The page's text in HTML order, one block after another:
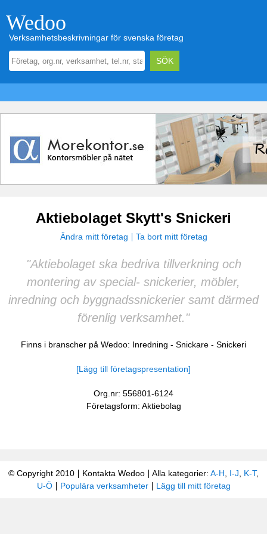
Wedoo
Verksamhetsbeskrivningar för svenska företag
Aktiebolaget Skytt's Snickeri
Ändra mitt företag Ta bort mitt företag
"Aktiebolaget ska bedriva tillverkning och
montering av special- snickerier, möbler,
inredning och byggnadssnickerier samt därmed
förenlig verksamhet."
Finns i branscher på Wedoo: Inredning - Snickare - Snickeri
[Lägg till företagspresentation]
Org.nr: 556801-6124
Företagsform: Aktiebolag
© Copyright 2010 Kontakta Wedoo Alla kategorier: A-H I-J K-T,
U-Ö
Populära verksamheter Lägg till mitt företag